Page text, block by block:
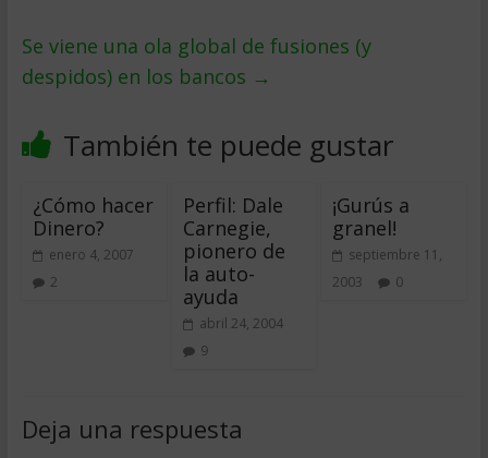
Se viene una ola global de fusiones (y
despidos) en los bancos →
También te puede gustar
¿Cómo hacer
Dinero?
enero 4, 2007
2
Perfil: Dale
Carnegie,
pionero de
la auto-
ayuda
abril 24, 2004
9
¡Gurús a
granel!
septiembre 11,
2003
0
Deja una respuesta